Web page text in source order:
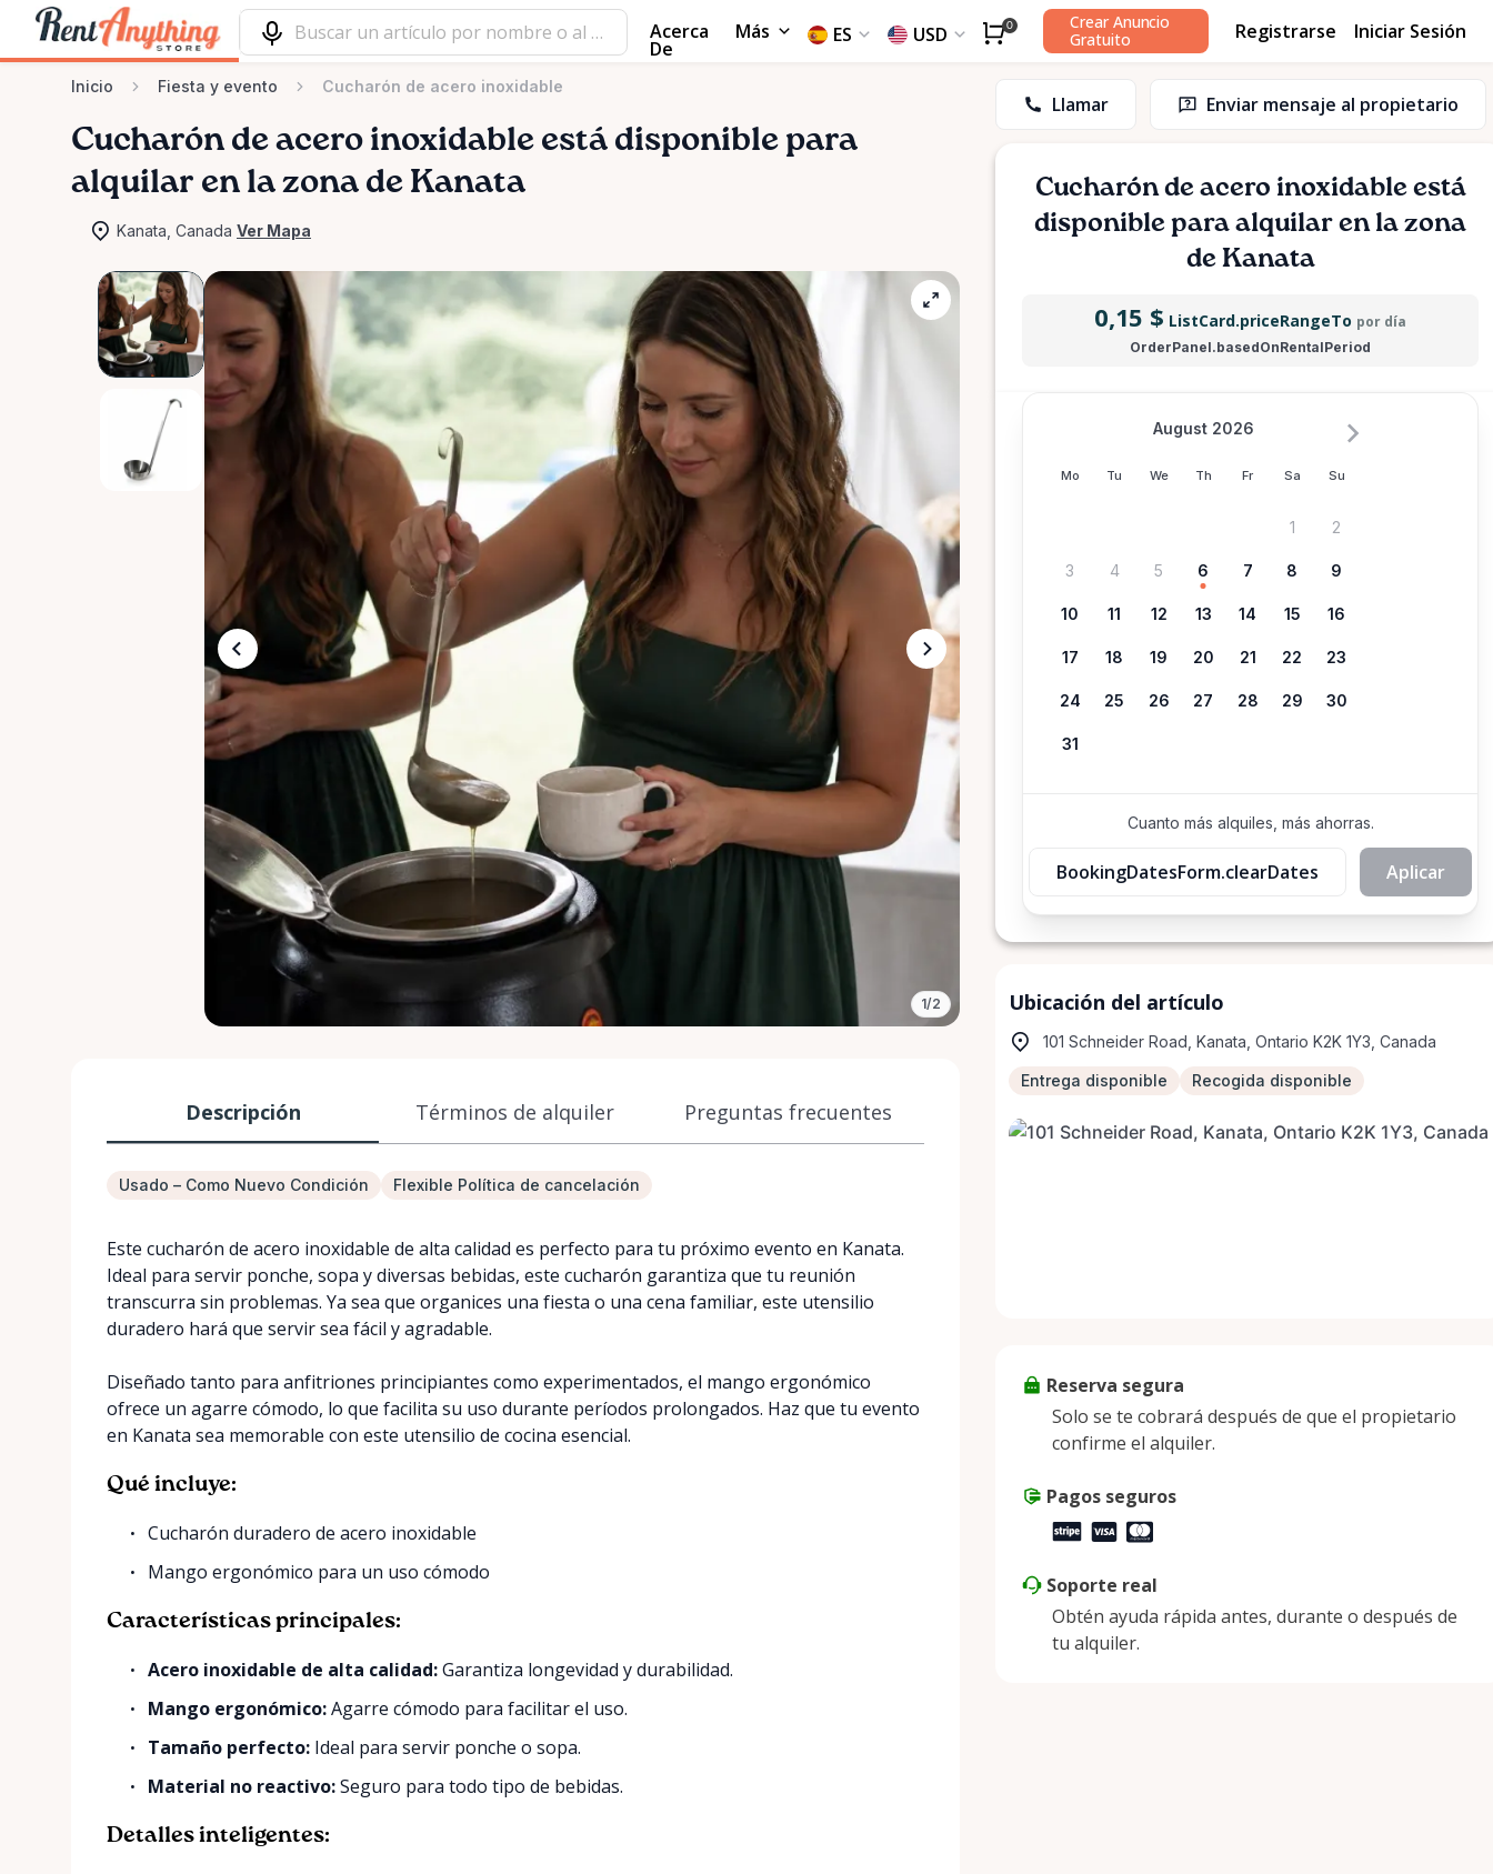
Acerca
De
Más ES USD 0
Crear Anuncio
Gratuito
Registrarse Iniciar Sesión
Inicio Fiesta y evento Cucharón de acero inoxidable
Cucharón de acero inoxidable está disponible para
alquilar en la zona de Kanata
Kanata, Canada Ver Mapa
1/2
Descripción Términos de alquiler Preguntas frecuentes
Usado – Como Nuevo Condición Flexible Política de cancelación
Este cucharón de acero inoxidable de alta calidad es perfecto para tu próximo evento en Kanata.
Ideal para servir ponche, sopa y diversas bebidas, este cucharón garantiza que tu reunión
transcurra sin problemas. Ya sea que organices una fiesta o una cena familiar, este utensilio
duradero hará que servir sea fácil y agradable.
Diseñado tanto para anfitriones principiantes como experimentados, el mango ergonómico
ofrece un agarre cómodo, lo que facilita su uso durante períodos prolongados. Haz que tu evento
en Kanata sea memorable con este utensilio de cocina esencial.
Qué incluye:
Cucharón duradero de acero inoxidable
Mango ergonómico para un uso cómodo
Características principales:
Acero inoxidable de alta calidad:Garantiza longevidad y durabilidad.
Mango ergonómico:Agarre cómodo para facilitar el uso.
Tamaño perfecto: Ideal para servir ponche o sopa.
Material no reactivo:Seguro para todo tipo de bebidas.
Detalles inteligentes:
Llamar Enviar mensaje al propietario
Cucharón de acero inoxidableestá
disponible para alquilar en la zona
de Kanata
0,15 $ ListCard.priceRangeTo por día
OrderPanel.basedOnRentalPeriod
Mo Tu We Th Fr Sa Su
August 2026
1 2
3 4 5 6 7 8 9
10 11 12 13 14 15 16
17 18 19 20 21 22 23
24 25 26 27 28 29 30
31
Cuanto más alquiles, más ahorras.
BookingDatesForm.clearDates Aplicar
Ubicación del artículo
101 Schneider Road, Kanata, Ontario K2K 1Y3, Canada
Entrega disponible Recogida disponible
Reserva segura
Solo se te cobrará después de que el propietario
confirme el alquiler.
Pagos seguros
Soporte real
Obtén ayuda rápida antes, durante o después de
tu alquiler.